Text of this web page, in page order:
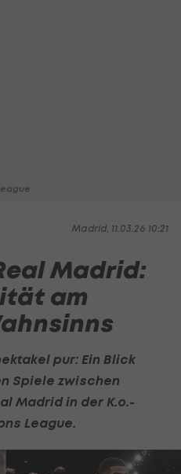
Madrid, 11.03.26 10:21
Madrid:
am
pur: Ein Blick
Spiele zwischen
Madridin der K.o.-
League.